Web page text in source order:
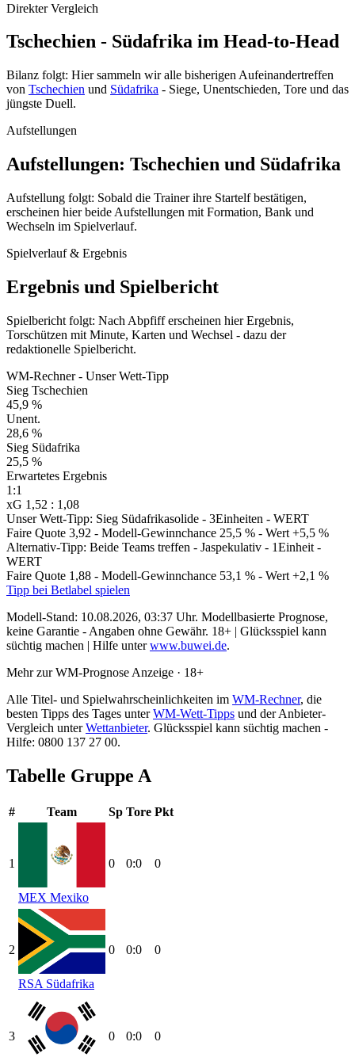
Direkter Vergleich
Tschechien - Südafrika im Head-to-Head
Bilanz folgt: Hier sammeln wir alle bisherigen Aufeinandertreffen
von Tschechien und Südafrika - Siege, Unentschieden, Tore und das
jüngste Duell.
Aufstellungen
Aufstellungen: Tschechien und Südafrika
Aufstellung folgt: Sobald die Trainer ihre Startelf bestätigen,
erscheinen hier beide Aufstellungen mit Formation, Bank und
Wechseln im Spielverlauf.
Spielverlauf & Ergebnis
Ergebnis und Spielbericht
Spielbericht folgt: Nach Abpfiff erscheinen hier Ergebnis,
Torschützen mit Minute, Karten und Wechsel - dazu der
redaktionelle Spielbericht.
WM-Rechner - Unser Wett-Tipp
Sieg Tschechien
45,9 %
Unent.
28,6 %
Sieg Südafrika
25,5 %
Erwartetes Ergebnis
1:1
xG 1,52 : 1,08
Unser Wett-Tipp: Sieg Südafrikasolide - 3Einheiten - WERT
Faire Quote 3,92 - Modell-Gewinnchance 25,5 % - Wert +5,5 %
Alternativ-Tipp: Beide Teams treffen - Jaspekulativ - 1Einheit -
WERT
Faire Quote 1,88 - Modell-Gewinnchance 53,1 % - Wert +2,1 %
Tipp bei Betlabel spielen
Modell-Stand: 10.08.2026, 03:37 Uhr. Modellbasierte Prognose,
keine Garantie - Angaben ohne Gewähr. 18+ | Glücksspiel kann
süchtig machen | Hilfe unterwww.buwei.de.
Mehr zur WM-Prognose Anzeige · 18+
Alle Titel- und Spielwahrscheinlichkeiten im WM-Rechner, die
besten Tipps des Tages unterWM-Wett-Tipps und der Anbieter-
Vergleich unterWettanbieter. Glücksspiel kann süchtig machen -
Hilfe: 0800 137 27 00.
Tabelle Gruppe A
# Team Sp Tore Pkt
1
MEX Mexiko
0 0:0 0
2
RSA Südafrika
0 0:0 0
3 0 0:0 0